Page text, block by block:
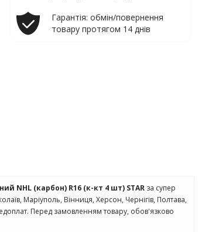
Гарантія: обмін/повернення
товару протягом 14 днів
NHL (карбон) R16 (к-кт 4 шт) STAR за супер
Маріуполь, Вінниця, Херсон, Чернігів, Полтава,
Перед замовленням товару, обов'язково